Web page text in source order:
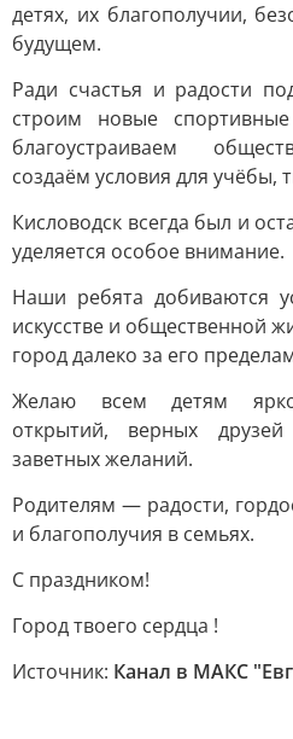
детях, их благополучии,
будущем.
Ради счастья и радости
строим новые
благоустраиваем
создаём условия для учёбы,
Кисловодск всегда был и
уделяется особое внимание.
Наши ребята добиваются
искусстве и общественной
город далеко за его
Желаю всем детям
открытий, верных
заветных желаний.
Родителям — радости,
и благополучия в семьях.
С праздником!
Город твоего сердца !
Источник: Канал в МАКС